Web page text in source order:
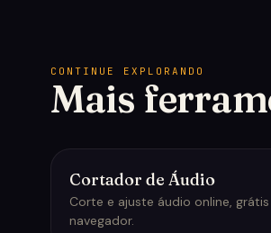
CONTINUE EXPLORANDO
Mais
Cortador de Áudio
Corte e ajuste áudio online,
navegador.